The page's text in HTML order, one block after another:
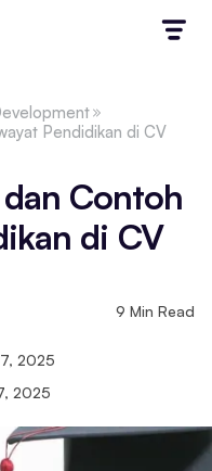
Pendidikan di CV
Contoh
di CV
9 Min Read
2025
2025